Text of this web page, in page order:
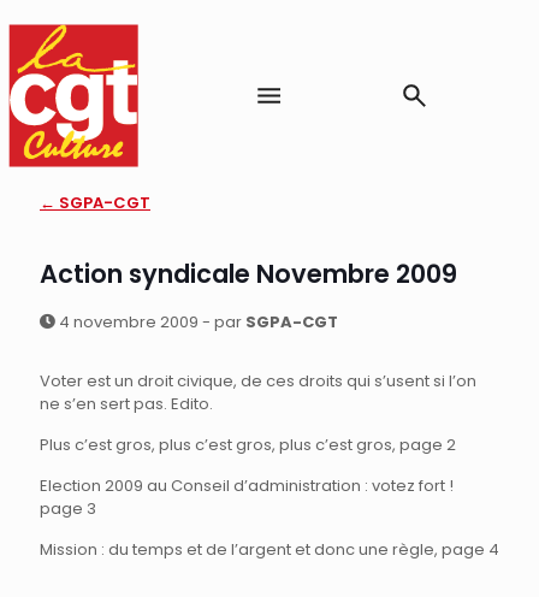
← SGPA-CGT
Action syndicale Novembre 2009
4 novembre 2009 - par SGPA-CGT
Voter est un droit civique, de ces droits qui s’usent si l’on
ne s’en sert pas. Edito.
Plus c’est gros, plus c’est gros, plus c’est gros, page 2
Election 2009 au Conseil d’administration : votez fort !
page 3
Mission : du temps et de l’argent et donc une règle, page 4